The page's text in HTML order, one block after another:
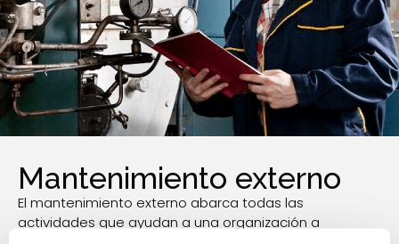
Mantenimiento externo
El mantenimiento externo abarca todas las
actividades que ayudan a una organización a